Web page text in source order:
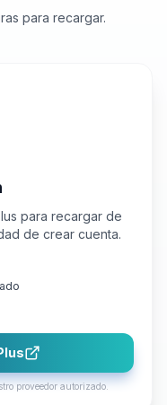
para recargar.
para recargar de
de crear cuenta.
proveedor autorizado.